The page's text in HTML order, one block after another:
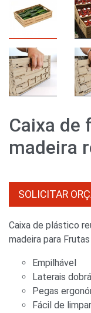
Caixa de
madeira
SOLICITAR
Caixa de plástico
madeira para
Empilhável
Laterais
Pegas
Fácil de limpar